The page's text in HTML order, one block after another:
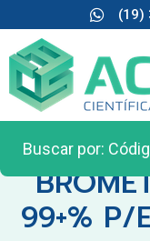
(19)
99+% P/